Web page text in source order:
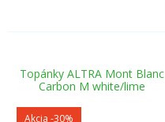
Topánky ALTRA Mont Blanc
Carbon M white/lime
Akcia -30%